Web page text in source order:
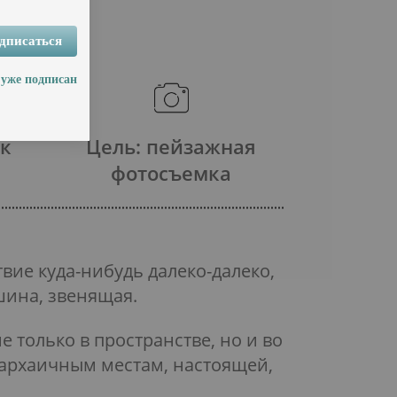
Цель: пейзажная
фотосъемка
куда-нибудь далеко-далеко,
звенящая.
только в пространстве, но и во
местам, настоящей,
подписан